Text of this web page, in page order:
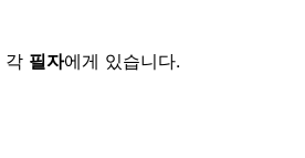
각 필자에게 있습니다.